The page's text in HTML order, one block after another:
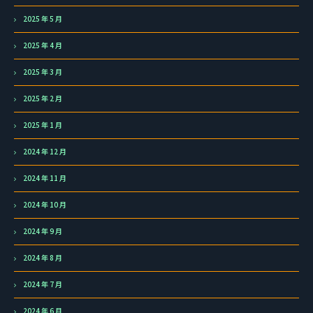
2025 年 5 月
2025 年 4 月
2025 年 3 月
2025 年 2 月
2025 年 1 月
2024 年 12 月
2024 年 11 月
2024 年 10 月
2024 年 9 月
2024 年 8 月
2024 年 7 月
2024 年 6 月